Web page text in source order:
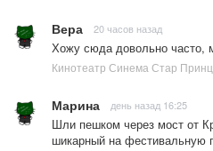
Вера 20 часов назад
Хожу сюда довольно часто,
Кинотеатр Синема Стар
Марина день назад 16:25
Шли пешком через мост от
шикарный на фестивальную